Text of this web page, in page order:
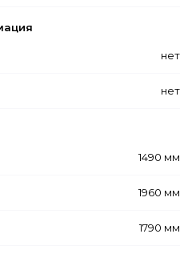
нет
нет
1490 мм
1960 мм
1790 мм